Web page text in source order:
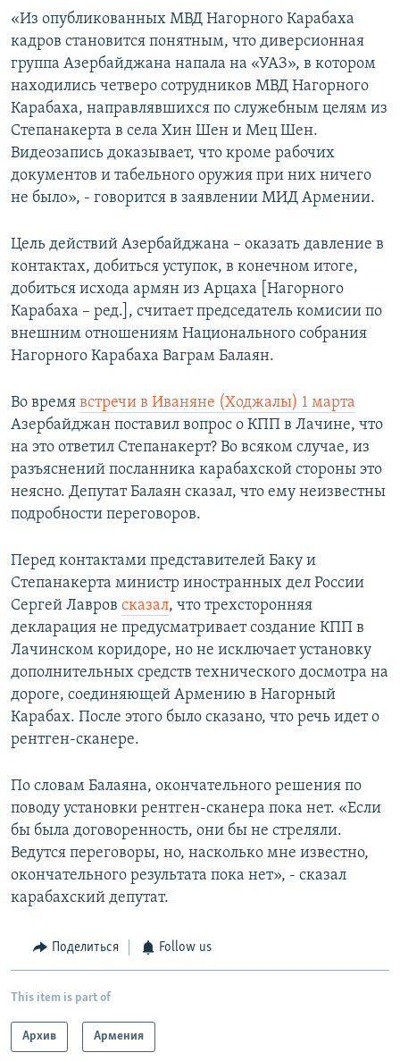
«Из опубликованных МВД Нагорного Карабаха
кадров становится понятным, что диверсионная
группа Азербайджана напала на «УАЗ», в котором
находились четверо сотрудников МВД Нагорного
Карабаха, направлявшихся по служебным целям из
Степанакерта в села Хин Шен и Мец Шен.
Видеозапись доказывает, что кроме рабочих
документов и табельного оружия при них ничего
не было», - говорится в заявлении МИД Армении.
Цель действий Азербайджана – оказать давление в
контактах, добиться уступок, в конечном итоге,
добиться исхода армян из Арцаха [Нагорного
Карабаха – ред.], считает председатель комисии по
внешним отношениям Национального собрания
Нагорного Карабаха Ваграм Балаян.
Во время встречи в Иваняне (Ходжалы) 1 марта
Азербайджан поставил вопрос о КПП в Лачине, что
на это ответил Степанакерт? Во всяком случае, из
разъяснений посланника карабахской стороны это
неясно. Депутат Балаян сказал, что ему неизвестны
подробности переговоров.
Перед контактами представителей Баку и
Степанакерта министр иностранных дел России
Сергей Лавров сказал, что трехсторонняя
декларация не предусматривает создание КПП в
Лачинском коридоре, но не исключает установку
дополнительных средств технического досмотра на
дороге, соединяющей Армению в Нагорный
Карабах. После этого было сказано, что речь идет о
рентген-сканере.
По словам Балаяна, окончательного решения по
поводу установки рентген-сканера пока нет. «Если
бы была договоренность, они бы не стреляли.
Ведутся переговоры, но, насколько мне известно,
окончательного результата пока нет», - сказал
карабахский депутат.
Поделиться Follow us
This item is part of
Архив Армения